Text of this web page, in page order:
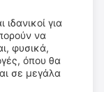
για
να
φυσικά,
όπου θα
σε μεγάλα